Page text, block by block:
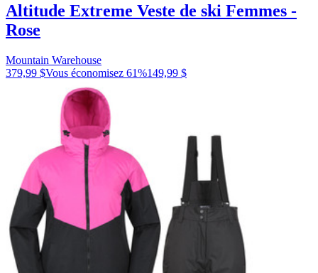
Altitude Extreme Veste de ski Femmes -
Rose
Mountain Warehouse
379,99 $Vous économisez 61%149,99 $